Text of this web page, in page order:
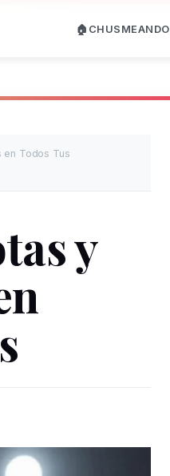
🏠CHUSMEANDO
en Todos Tus
y